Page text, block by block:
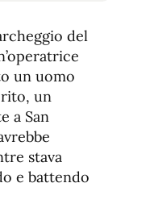
del
un uomo
un
a San
stava
e battendo